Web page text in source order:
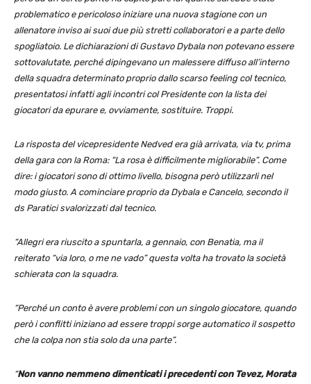
problematico e pericoloso iniziare una nuova stagione con un
allenatore inviso ai suoi due più stretti collaboratori e a parte dello
spogliatoio. Le dichiarazioni di Gustavo Dybala non potevano essere
sottovalutate, perché dipingevano un malessere diffuso all’interno
della squadra determinato proprio dallo scarso feeling col tecnico,
presentatosi infatti agli incontri col Presidente con la lista dei
giocatori da epurare e, ovviamente, sostituire. Troppi.
La risposta del vicepresidente Nedved era già arrivata, via tv, prima
della gara con la Roma: “La rosa è difficilmente migliorabile”. Come
dire: i giocatori sono di ottimo livello, bisogna però utilizzarli nel
modo giusto. A cominciare proprio da Dybala e Cancelo, secondo il
ds Paratici svalorizzati dal tecnico.
“Allegri era riuscito a spuntarla, a gennaio, con Benatia, ma il
reiterato “via loro, o me ne vado” questa volta ha trovato la società
schierata con la squadra.
“Perché un conto è avere problemi con un singolo giocatore, quando
però i conflitti iniziano ad essere troppi sorge automatico il sospetto
che la colpa non stia solo da una parte”.
“Non vanno nemmeno dimenticati i precedenti con Tevez, Morata